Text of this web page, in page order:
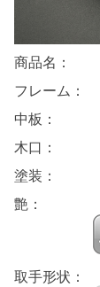
商品名：
フレーム：
中板：
木口：
塗装：
艶：
取手形状：